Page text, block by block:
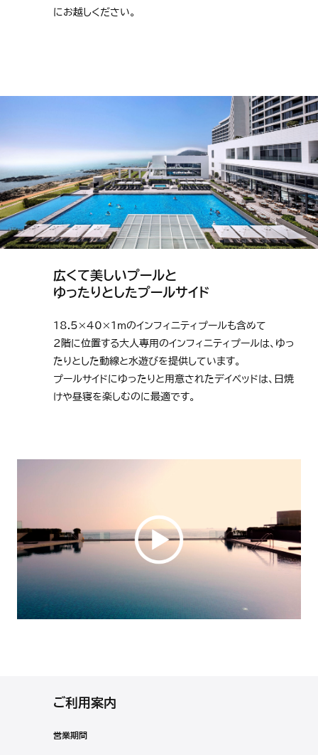
にお越しください。
広くて美しいプールと
ゆったりとしたプールサイド
18.5×40×1mのインフィニティプールも含めて
2階に位置する大人専用のインフィニティプールは、ゆっ
たりとした動線と水遊びを提供しています。
プールサイドにゆったりと用意されたデイベッドは、日焼
けや昼寝を楽しむのに最適です。
ご利用案内
営業期間